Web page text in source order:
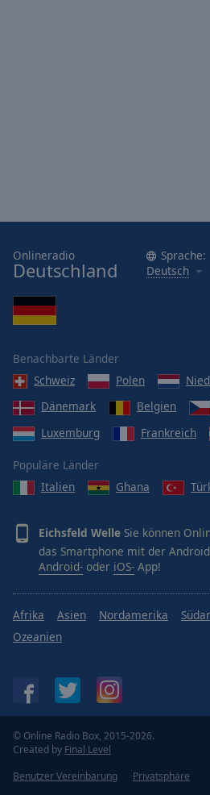
Onlineradio
Deutschland
Sprache:
Deutsch
Benachbarte Länder
Schweiz
Polen
Dänemark
Belgien
Luxemburg
Frankreich
Populäre Länder
Italien
Ghana
Eichsfeld Welle Sie können
das Smartphone mit der
Android- oder iOS- App!
Afrika Asien Nordamerika
Ozeanien
© Online Radio Box, 2015-2026.
Created by Final Level
Benutzer Vereinbarung
Privatsphäre